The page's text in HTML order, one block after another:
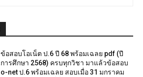
ข้อสอบโอเน็ต ป.6 ปี 68 พร้อมเฉลย pdf (ปี
การศึกษา 2568) ครบทุกวิชา มาแล้วข้อสอบ
o-net ป.6 พร้อมเฉลย สอบเมื่อ 31 มกราคม